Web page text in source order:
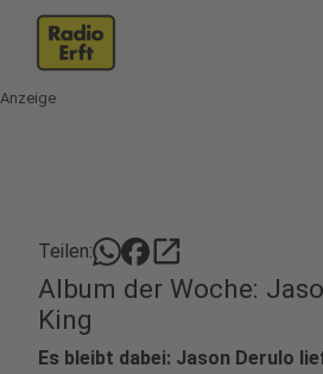
Anzeige
Teilen: open_in_new
Album der Woche:
King
Es bleibt dabei: Jason Derulo